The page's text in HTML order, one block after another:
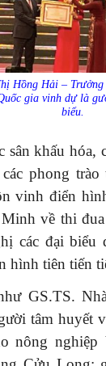
Hồng Hải –
gia vinh dự là
biểu.
sân khấu hóa,
phong
vinh điển
về thi
các đại biểu
hình tiên tiến
GS.TS.
tâm huyết
nông